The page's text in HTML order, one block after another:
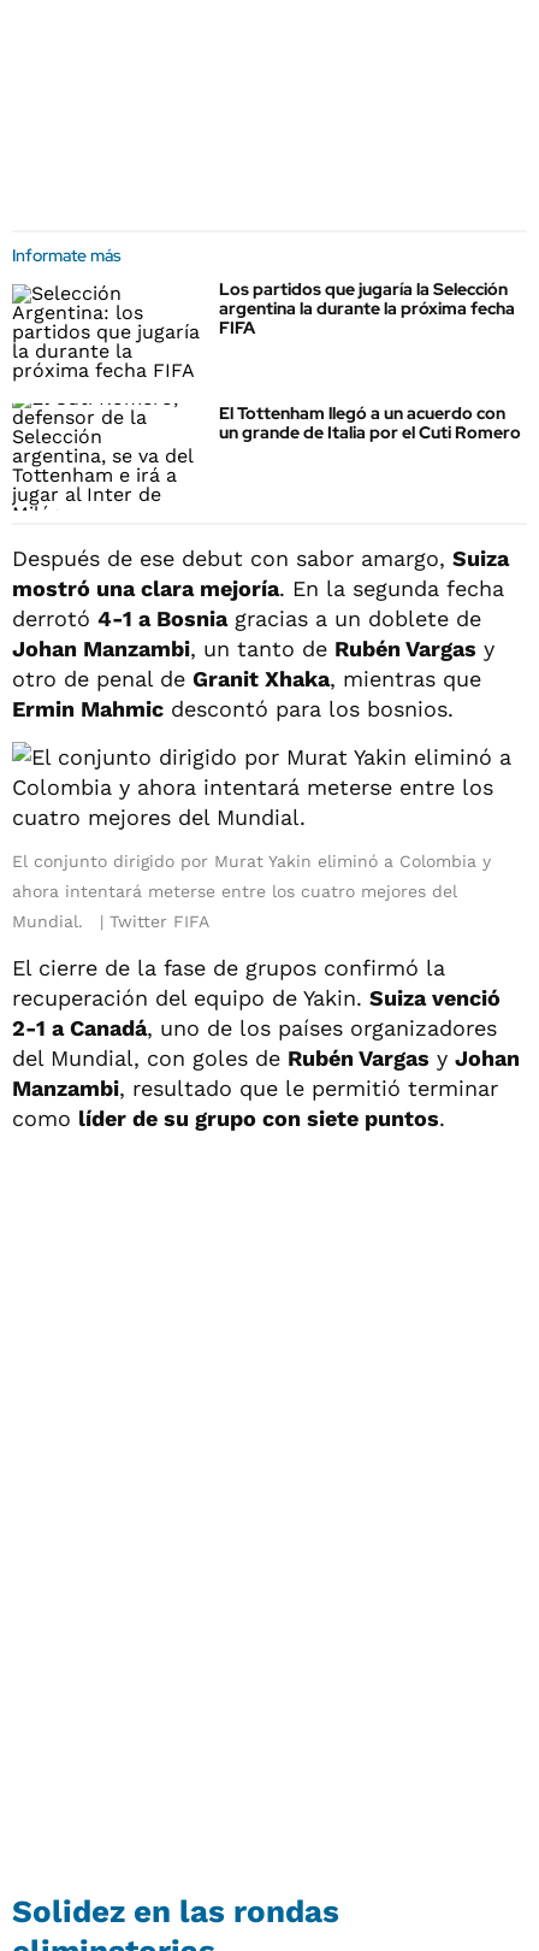
Informate más
Los partidos que jugaría la Selección
argentina la durante la próxima fecha
FIFA
El Tottenham llegó a un acuerdo con
un grande de Italia por el Cuti Romero
Después de ese debut con sabor amargo, Suiza
mostró una clara mejoría. En la segunda fecha
derrotó 4-1 a Bosniagracias a un doblete de
Johan Manzambi, un tanto de Rubén Vargas y
otro de penal de Granit Xhaka, mientras que
Ermin Mahmic descontó para los bosnios.
El conjunto dirigido por Murat Yakin eliminó a Colombia y
ahora intentará meterse entre los cuatro mejores del
Mundial.
Twitter FIFA
El cierre de la fase de grupos confirmó la
recuperación del equipo de Yakin. Suiza venció
2-1 a Canadá, uno de los países organizadores
del Mundial, con goles de Rubén Vargas y Johan
Manzambi, resultado que le permitió terminar
como líder de su grupo con siete puntos.
Solidez en las rondas